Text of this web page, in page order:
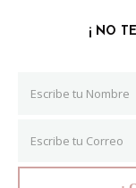
¡ NO